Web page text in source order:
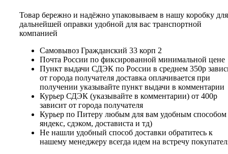
Товар бережно и надёжно упаковываем в нашу коробку для
дальнейшей оправки удобной для вас транспортной
компанией
Самовывоз Гражданский 33 корп 2
Почта России по фиксированной минимальной цене
Пункт выдачи СДЭК по России в среднем 350р
от города получателя доставка оплачивается при
получении указывайте пункт выдачи в комментарии
Курьер СДЭК (указывайте в комментарии) от 400р
зависит от города получателя
Курьер по Питеру любым для вам удобным способом
яндекс, сдэком, достависта и тд)
Не нашли удобный способ доставки обратитесь к
нашему менеджеру всегда идем на встречу